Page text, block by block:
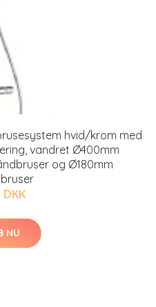
hvid/krom med
vandret Ø400mm
og Ø180mm
DKK
NU